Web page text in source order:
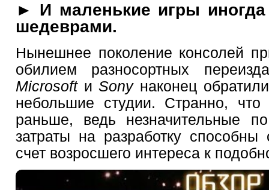
► И маленькие игры
шедеврами.
Нынешнее поколение консолей
обилием разносортных
MicrosoftиSonyнаконец
небольшие студии. Странно,
раньше, ведь незначительные
затраты на разработку способны
счет возросшего интереса к